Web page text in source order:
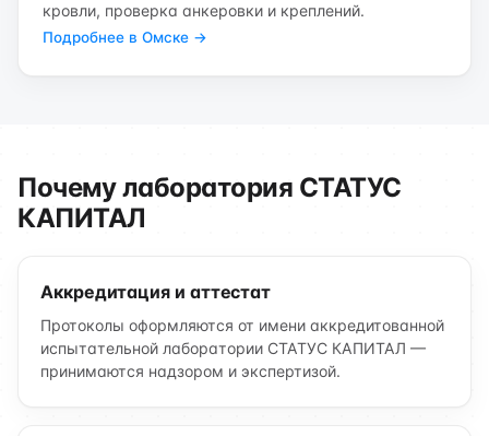
кровли, проверка анкеровки и креплений.
Подробнее в Омске →
Почему лаборатория СТАТУС
КАПИТАЛ
Аккредитация и аттестат
Протоколы оформляются от имени аккредитованной
испытательной лаборатории СТАТУС КАПИТАЛ —
принимаются надзором и экспертизой.